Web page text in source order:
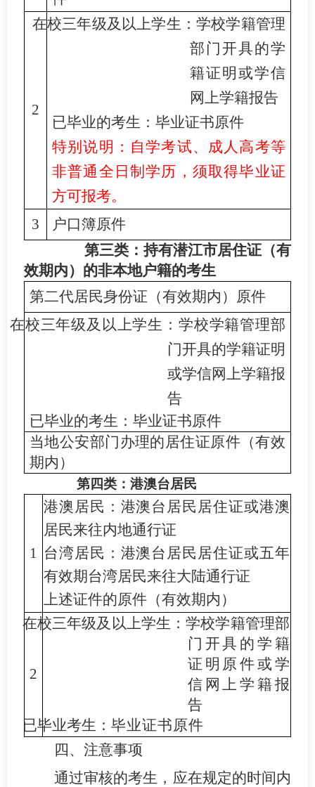
2
在校三年级及以上学生：学校学籍管理
部门开具的学
籍证明或学信
网上学籍报告
已毕业的考生：毕业证书原件
特别说明：自学考试、成人高考等
非普通全日制学历，须取得毕业证
方可报考。
3
户口簿原件
第三类：持有潜江市居住证（有
效期内）的非本地户籍的考生
第二代居民身份证（有效期内）原件
在校三年级及以上学生：学校学籍管理部
门开具的学籍证明
或学信网上学籍报
告
已毕业的考生：毕业证书原件
当地公安部门办理的居住证原件（有效
期内）
第四类：港澳台居民
1
港澳居民：港澳台居民居住证或港澳
居民来往内地通行证
台湾居民：港澳台居民居住证或五年
有效期台湾居民来往大陆通行证
上述证件的原件（有效期内）
2
在校三年级及以上学生：学校学籍管理部
门开具的学籍
证明原件或学
信网上学籍报
告
已毕业考生： 毕业证书原件
四、注意事项
通过审核的考生，应在规定的时间内